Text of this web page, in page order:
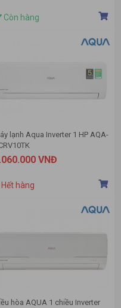
Còn hàng
lạnh Aqua Inverter 1 HP AQA-
VNĐ
Hết hàng
hòa AQUA 1 chiều Inverter